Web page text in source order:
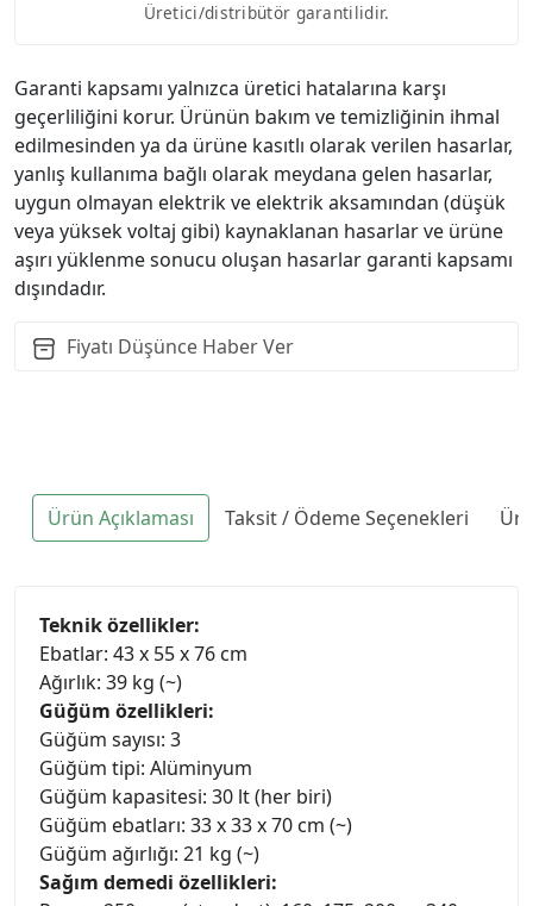
Üretici/distribütör garantilidir.
Garanti kapsamı yalnızca üretici hatalarına karşı
geçerliliğini korur. Ürünün bakım ve temizliğinin ihmal
edilmesinden ya da ürüne kasıtlı olarak verilen hasarlar,
yanlış kullanıma bağlı olarak meydana gelen hasarlar,
uygun olmayan elektrik ve elektrik aksamından (düşük
veya yüksek voltaj gibi) kaynaklanan hasarlar ve ürüne
aşırı yüklenme sonucu oluşan hasarlar garanti kapsamı
dışındadır.
Fiyatı Düşünce Haber Ver
Ürün Açıklaması Taksit / Ödeme Seçenekleri
Teknik özellikler:
Ebatlar: 43 x 55 x 76 cm
Ağırlık: 39 kg (~)
Güğüm özellikleri:
Güğüm sayısı: 3
Güğüm tipi: Alüminyum
Güğüm kapasitesi: 30 lt (her biri)
Güğüm ebatları: 33 x 33 x 70 cm (~)
Güğüm ağırlığı: 21 kg (~)
Sağım demedi özellikleri: